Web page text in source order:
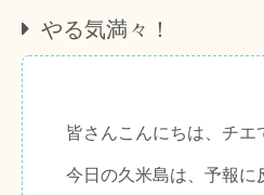
やる気満々！
皆さんこんにちは、チ
今日の久米島は、予報に